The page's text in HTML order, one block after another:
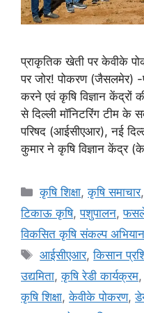
प्राकृतिक खेती पर केवीके
पर जोर! पोकरण (जैसलमेर) -
करने एवं कृषि विज्ञान केंद्रों
से दिल्ली मॉनिटरिंग टीम के
परिषद (आईसीएआर), नई
कुमार ने कृषि विज्ञान केंद्र
कृषि शिक्षा,कृषि समाचार
टिकाऊ कृषि,पशुपालन,
विकसित कृषि संकल्प अभियान
आईसीएआर,किसान
उद्यमिता,कृषि रेडी कार्यक्रम
कृषि शिक्षा,केवीके पोकरण,